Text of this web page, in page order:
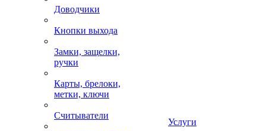
Доводчики
Кнопки выхода
Замки, защелки,
ручки
Карты, брелоки,
метки, ключи
Считыватели
Услуги